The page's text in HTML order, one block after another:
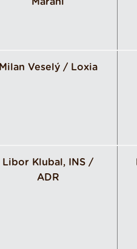
Milan Veselý / Loxia
Libor Klubal, INS /
ADR